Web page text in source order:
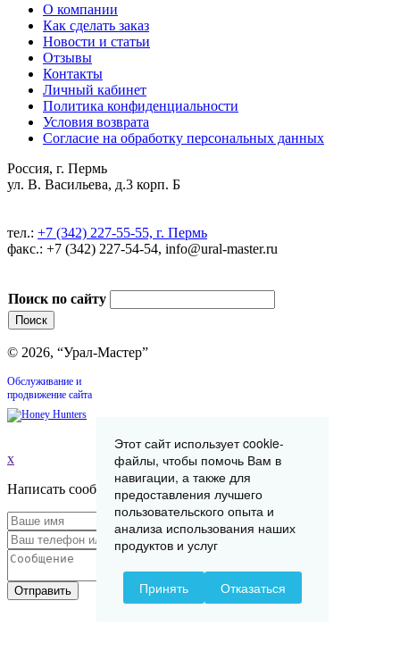
О компании
Как сделать заказ
Новости и статьи
Отзывы
Контакты
Личный кабинет
Политика конфиденциальности
Условия возврата
Согласие на обработку персональных данных
Россия, г. Пермь
ул. В. Васильева, д.3 корп. Б
тел.: +7 (342) 227-55-55, г. Пермь
факс.: +7 (342) 227-54-54, info@ural-master.ru
Поиск по сайту
© 2026, “Урал-Мастер”
Обслуживание и
продвижение сайта
x
Написать сообщение
Отправить
Этот сайт использует cookie-
файлы, чтобы помочь Вам в
навигации, а также для
предоставления лучшего
пользовательского опыта и
анализа использования наших
продуктов и услуг
Принять Отказаться